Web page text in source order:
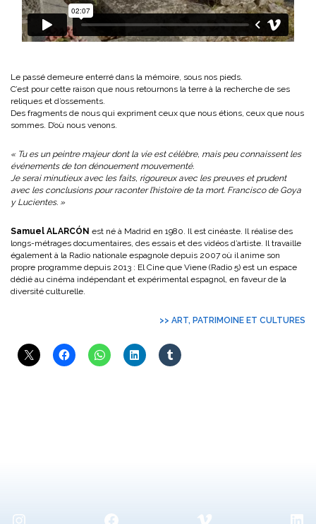
Le passé demeure enterré dans la mémoire, sous nos pieds.
C’est pour cette raison que nous retournons la terre à la recherche de ses
reliques et d’ossements.
Des fragments de nous qui expriment ceux que nous étions, ceux que nous
sommes. D’où nous venons.
« Tu es un peintre majeur dont la vie est célèbre, mais peu connaissent les
événements de ton dénouement mouvementé.
Je serai minutieux avec les faits, rigoureux avec les preuves et prudent
avec les conclusions pour raconter l’histoire de ta mort. Francisco de Goya
y Lucientes. »
Samuel ALARCÓN est né à Madrid en 1980. Il est cinéaste. Il réalise des
longs-métrages documentaires, des essais et des vidéos d’artiste. Il travaille
également à la Radio nationale espagnole depuis 2007 où il anime son
propre programme depuis 2013 : El Cine que Viene (Radio 5) est un espace
dédié au cinéma indépendant et expérimental espagnol, en faveur de la
diversité culturelle.
>> ART, PATRIMOINE ET CULTURES
Instagram Facebook Vimeo